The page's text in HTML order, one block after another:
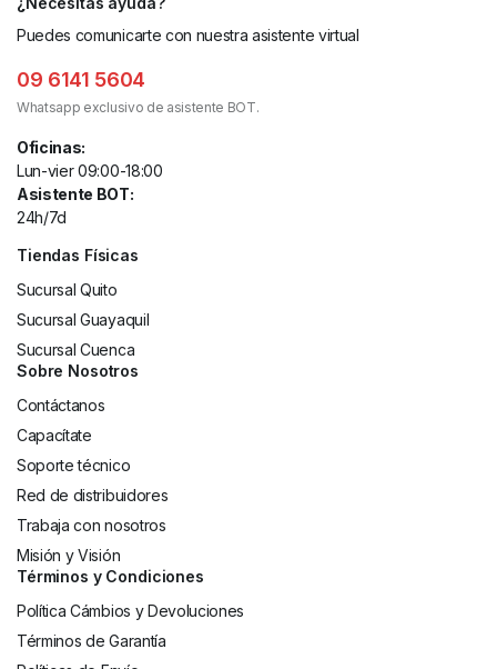
Puedes comunicarte con nuestra asistente virtual
09 6141 5604
Whatsapp exclusivo de asistente BOT.
Oficinas:
Lun-vier 09:00-18:00
Asistente BOT:
24h/7d
Tiendas Físicas
Sucursal Quito
Sucursal Guayaquil
Sucursal Cuenca
Sobre Nosotros
Contáctanos
Capacítate
Soporte técnico
Red de distribuidores
Trabaja con nosotros
Misión y Visión
Términos y Condiciones
Política Cámbios y Devoluciones
Términos de Garantía